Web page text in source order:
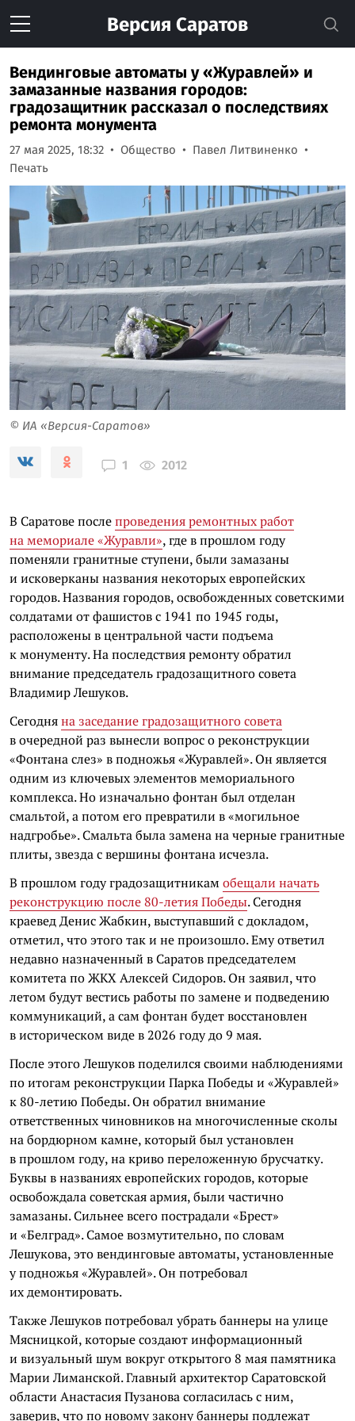
Версия Саратов
Вендинговые автоматы у «Журавлей» и
замазанные названия городов:
градозащитник рассказал о последствиях
ремонта монумента
27 мая 2025, 18:32 Общество
Павел Литвиненко
Печать
© ИА «Версия-Саратов»
1 2012
В Саратове послепроведения ремонтных работ
на мемориале «Журавли», где в прошлом году
поменяли гранитные ступени, были замазаны
и исковерканы названия некоторых европейских
городов. Названия городов, освобожденных советскими
солдатами от фашистов с 1941 по 1945 годы,
расположены в центральной части подъема
к монументу. На последствия ремонту обратил
внимание председатель градозащитного совета
Владимир Лешуков.
Сегодняна заседание градозащитного совета
в очередной раз вынесли вопрос о реконструкции
«Фонтана слез» в подножья «Журавлей». Он является
одним из ключевых элементов мемориального
комплекса. Но изначально фонтан был отделан
смальтой, а потом его превратили в «могильное
надгробье». Смальта была замена на черные гранитные
плиты, звезда с вершины фонтана исчезла.
В прошлом году градозащитникамобещали начать
реконструкцию после 80-летия Победы. Сегодня
краевед Денис Жабкин, выступавший с докладом,
отметил, что этого так и не произошло. Ему ответил
недавно назначенный в Саратов председателем
комитета по ЖКХ Алексей Сидоров. Он заявил, что
летом будут вестись работы по замене и подведению
коммуникаций, а сам фонтан будет восстановлен
в историческом виде в 2026 году до 9 мая.
После этого Лешуков поделился своими наблюдениями
по итогам реконструкции Парка Победы и «Журавлей»
к 80-летию Победы. Он обратил внимание
ответственных чиновников на многочисленные сколы
на бордюрном камне, который был установлен
в прошлом году, на криво переложенную брусчатку.
Буквы в названиях европейских городов, которые
освобождала советская армия, были частично
замазаны. Сильнее всего пострадали «Брест»
и «Белград». Самое возмутительно, по словам
Лешукова, это вендинговые автоматы, установленные
у подножья «Журавлей». Он потребовал
их демонтировать.
Также Лешуков потребовал убрать баннеры на улице
Мясницкой, которые создают информационный
и визуальный шум вокруг открытого 8 мая памятника
Марии Лиманской. Главный архитектор Саратовской
области Анастасия Пузанова согласилась с ним,
заверив, что по новому закону баннеры подлежат